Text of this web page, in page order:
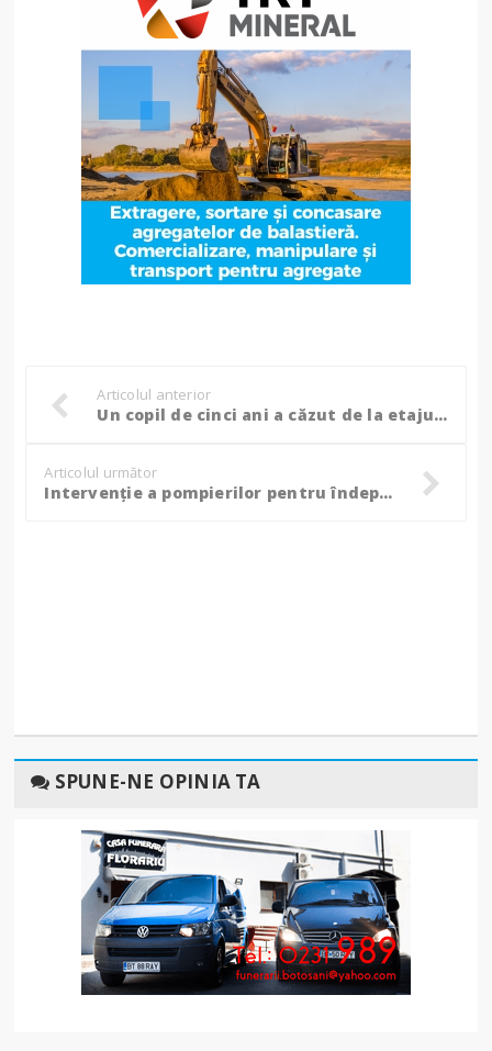
Articolul anterior
Un copil de cinci ani a căzut de la etajul I al unui bloc din Botoșani, a fost transportat la spital!
Articolul următor
Intervenție a pompierilor pentru îndepărtarea unei crengi căzute în Parcul „Mihai Eminescu”!
SPUNE-NE OPINIA TA